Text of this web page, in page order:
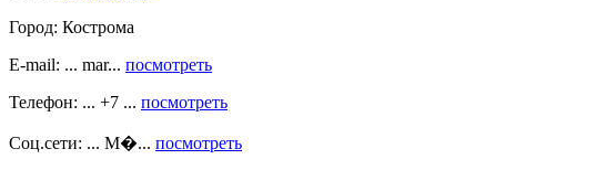
Город: Кострома
E-mail: ... mar... посмотреть
Телефон: ... +7 ... посмотреть
Соц.сети: ... М�... посмотреть